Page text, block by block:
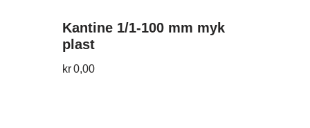
Kantine 1/1-100 mm myk
plast
kr0,00